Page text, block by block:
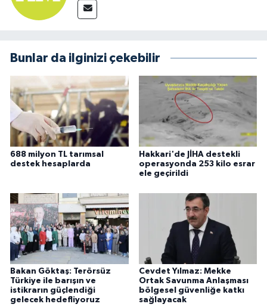
Bunlar da ilginizi çekebilir
688 milyon TL tarımsal
destek hesaplarda
Hakkari'de JİHA destekli
operasyonda 253 kilo esrar
ele geçirildi
Bakan Göktaş: Terörsüz
Türkiye ile barışın ve
istikrarın güçlendiği
gelecek hedefliyoruz
Cevdet Yılmaz: Mekke
Ortak Savunma Anlaşması
bölgesel güvenliğe katkı
sağlayacak